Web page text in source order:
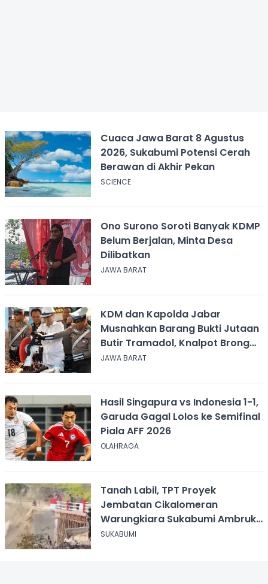
Cuaca Jawa Barat 8 Agustus
2026, Sukabumi Potensi Cerah
Berawan di Akhir Pekan
SCIENCE
Ono Surono Soroti Banyak KDMP
Belum Berjalan, Minta Desa
Dilibatkan
JAWA BARAT
KDM dan Kapolda Jabar
Musnahkan Barang Bukti Jutaan
Butir Tramadol, Knalpot Brong
hingga Miras
JAWA BARAT
Hasil Singapura vs Indonesia 1-1,
Garuda Gagal Lolos ke Semifinal
Piala AFF 2026
OLAHRAGA
Tanah Labil, TPT Proyek
Jembatan Cikalomeran
Warungkiara Sukabumi Ambruk
Saat Pengurugan
SUKABUMI